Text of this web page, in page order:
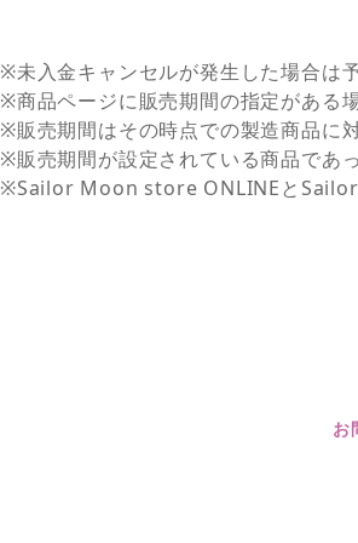
※未入金キャンセルが発生した場合は
※商品ページに販売期間の指定がある
※販売期間はその時点での製造商品に
※販売期間が設定されている商品であ
※Sailor Moon store ONLINEとSailor
お